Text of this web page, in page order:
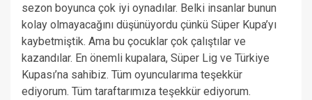
sezon boyunca çok iyi oynadılar. Belki insanlar bunun
kolay olmayacağını düşünüyordu çünkü Süper Kupa’yı
kaybetmiştik. Ama bu çocuklar çok çalıştılar ve
kazandılar. En önemli kupalara, Süper Lig ve Türkiye
Kupası’na sahibiz. Tüm oyuncularıma teşekkür
ediyorum. Tüm taraftarımıza teşekkür ediyorum.